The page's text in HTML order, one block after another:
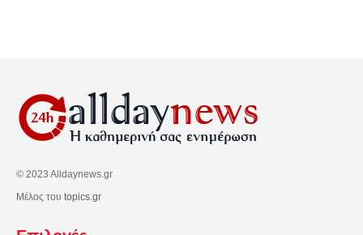
© 2023 Alldaynews.gr
Μέλος του topics.gr